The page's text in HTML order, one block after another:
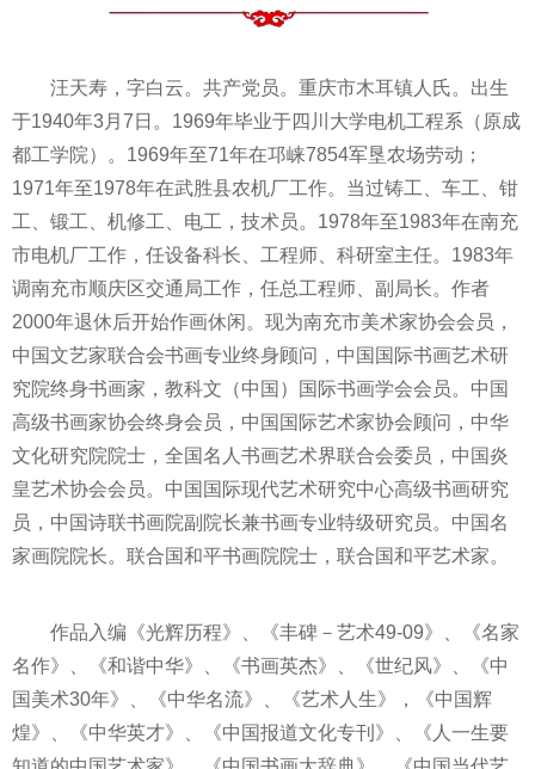
汪天寿，字白云。共产党员。重庆市木耳镇人氏。出生
于1940年3月7日。1969年毕业于四川大学电机工程系（原成
都工学院）。1969年至71年在邛崃7854军垦农场劳动；
1971年至1978年在武胜县农机厂工作。当过铸工、车工、钳
工、锻工、机修工、电工，技术员。1978年至1983年在南充
市电机厂工作，任设备科长、工程师、科研室主任。1983年
调南充市顺庆区交通局工作，任总工程师、副局长。作者
2000年退休后开始作画休闲。现为南充市美术家协会会员，
中国文艺家联合会书画专业终身顾问，中国国际书画艺术研
究院终身书画家，教科文（中国）国际书画学会会员。中国
高级书画家协会终身会员，中国国际艺术家协会顾问，中华
文化研究院院士，全国名人书画艺术界联合会委员，中国炎
皇艺术协会会员。中国国际现代艺术研究中心高级书画研究
员，中国诗联书画院副院长兼书画专业特级研究员。中国名
家画院院长。联合国和平书画院院士，联合国和平艺术家。
作品入编《光辉历程》、《丰碑－艺术49-09》、《名家
名作》、《和谐中华》、《书画英杰》、《世纪风》、《中
国美术30年》、《中华名流》、《艺术人生》，《中国辉
煌》、《中华英才》、《中国报道文化专刊》、《人一生要